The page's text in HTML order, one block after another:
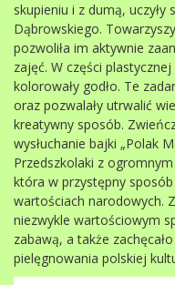
skupieniu i z dumą, uczyły
Dąbrowskiego.
pozwoliła im aktywnie
zajęć. W części
kolorowały godło. Te
oraz pozwalały utrwalić
kreatywny sposób.
wysłuchanie bajki „Polak
Przedszkolaki z
która w przystępny
wartościach narodowych.
niezwykle wartościowym
zabawą, a także
pielęgnowania polskiej